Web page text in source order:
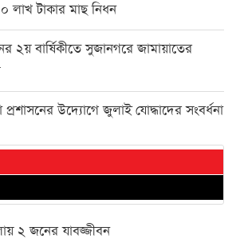
লাখ টাকার মাছ নিধন
২য় বার্ষিকীতে সুজানগরে জামায়াতের
উদ্যোগে জুলাই যোদ্ধাদের সংবর্ধনা
২ জনের যাবজ্জীবন